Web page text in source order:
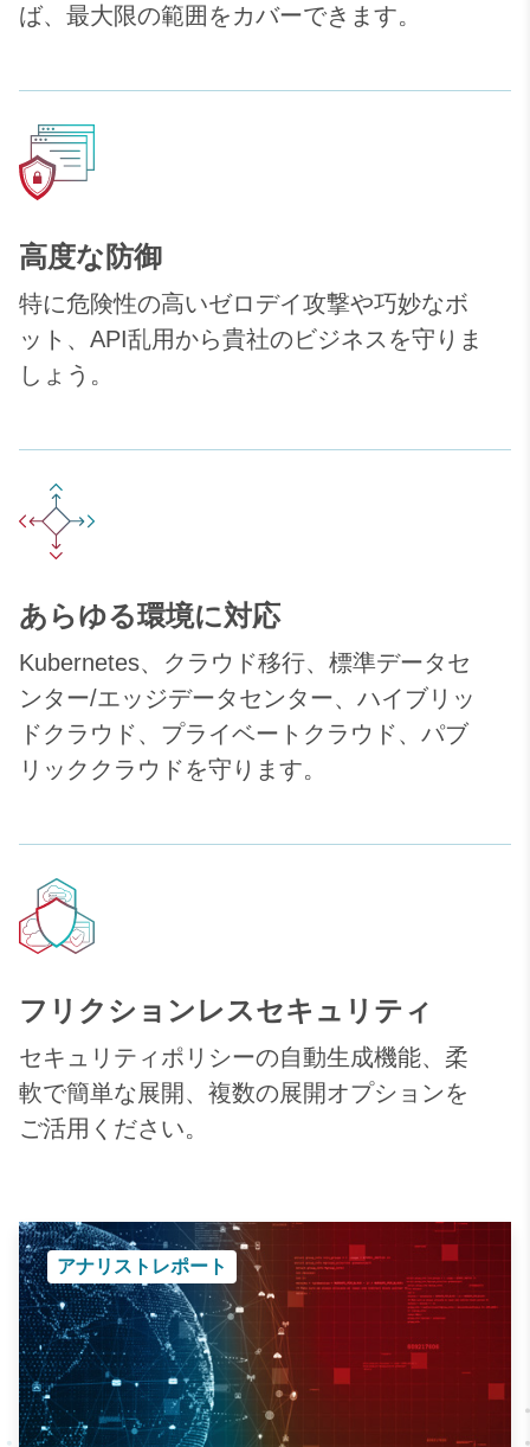
ば、最大限の範囲をカバーできます。
高度な防御
特に危険性の高いゼロデイ攻撃や巧妙なボ
ット、API乱用から貴社のビジネスを守りま
しょう。
あらゆる環境に対応
Kubernetes、クラウド移行、標準データセ
ンター/エッジデータセンター、ハイブリッ
ドクラウド、プライベートクラウド、パブ
リッククラウドを守ります。
フリクションレスセキュリティ
セキュリティポリシーの自動生成機能、柔
軟で簡単な展開、複数の展開オプションを
ご活用ください。
アナリストレポート